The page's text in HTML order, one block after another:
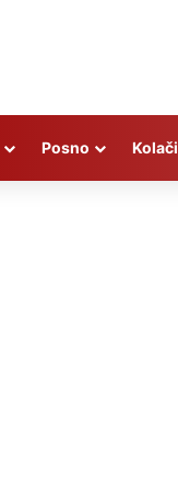
Posno Kolači